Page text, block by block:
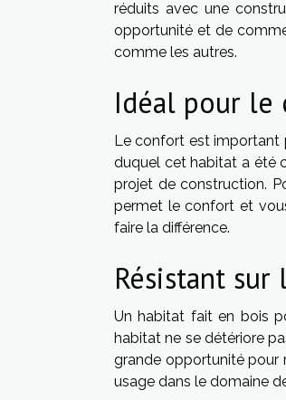
réduits avec une
opportunité et de
comme les autres.
Idéal pour le
Le confort est important
duquel cet habitat a été
projet de construction.
permet le confort et
faire la différence.
Résistant
Un habitat fait en bois
habitat ne se détériore
grande opportunité pour
usage dans le domaine